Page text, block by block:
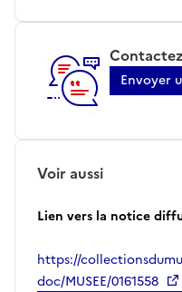
Envoyer
Voir aussi
Lien vers la notice
https://
doc/MUSEE/0161558